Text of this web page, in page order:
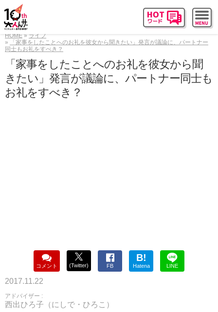
HOME
ライフ
「家事をしたことへのお礼を彼女から聞きたい」発言が議論に、パートナー
同士もお礼をすべき？
「家事をしたことへのお礼を彼女から聞
きたい」発言が議論に、パートナー同士も
お礼をすべき？
コメント (Twitter) FB
B!
Hatena LINE
2017.11.22
アドバイザー :
西出ひろ子（にしで・ひろこ）